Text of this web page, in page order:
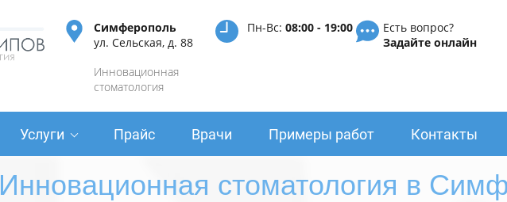
Симферополь
ул. Сельская, д. 88
Инновационная
стоматология
Пн-Вс:08:00 - 19:00
Есть вопрос?
Задайте онлайн
Услуги Прайс Врачи Примеры работ Контакты
Инновационная стоматология в